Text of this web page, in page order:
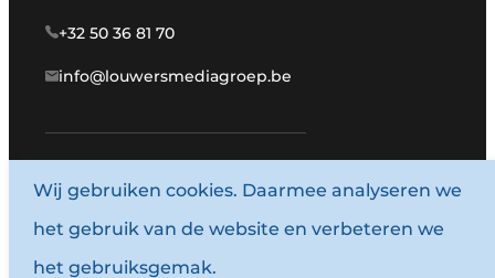
+32 50 36 81 70
info@louwersmediagroep.be
www.louwersmediagroep.com
© 1987 - 2026 Louwersmediagroep.
Algemene voorwaarden
Wij gebruiken cookies. Daarmee analyseren we
het gebruik van de website en verbeteren we
het gebruiksgemak.